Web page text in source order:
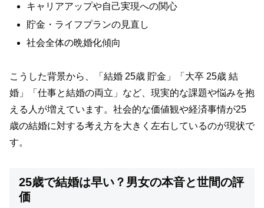
キャリアアップや自己実現への関心
貯金・ライフプランの見直し
社会全体の晩婚化傾向
こうした背景から、「結婚 25歳 貯金」「大卒 25歳 結
婚」「仕事と結婚の両立」など、現実的な課題や悩みを抱
える人が増えています。社会的な価値観や経済事情が25
歳の結婚に対する考え方を大きく左右しているのが現状で
す。
25歳で結婚は早い？男女の本音と世間の評
価